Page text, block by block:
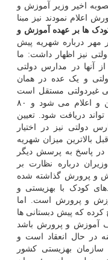
اخیر وزیر آموزش و
اعلام نمودند نیز مبنا
ها بر عهده آموزش و
مهر درباره شهریه پیش
نیز اظهار داشت: ما
آنها در مدارس دولتی
و یک عده در همان
غیردولتی مستقل است
برمبنای الگوی شهریه همان مدرسه تعیین و اعلام می شود و ۸۰
دریافت شود. تعیین
دولتی نیز در اختیار
میزان شهریه
در پاسخ به پرسش دیگر
درباره نظارت بر
و پرورش گذاشته شده
کودک با بهزیستی و
و پرورش است. اما
کرده که پیش دبستانی ها
آموزش و پرورش باشد
در حال انعقاد است و
سازمان بهزیستی کشور